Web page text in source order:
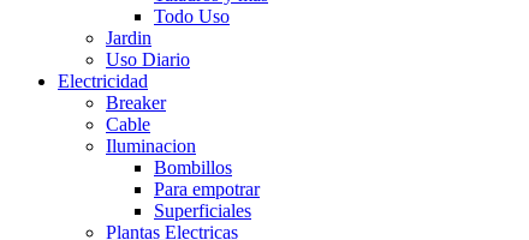
Todo Uso
Jardin
Uso Diario
Electricidad
Breaker
Cable
Iluminacion
Bombillos
Para empotrar
Superficiales
Plantas Electricas